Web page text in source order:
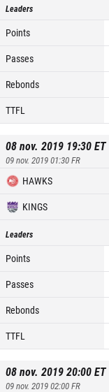
Leaders
Points
Passes
Rebonds
TTFL
08 nov. 2019 19:30ET
09 nov. 2019 01:30FR
HAWKS
KINGS
Leaders
Points
Passes
Rebonds
TTFL
08 nov. 2019 20:00ET
09 nov. 2019 02:00FR